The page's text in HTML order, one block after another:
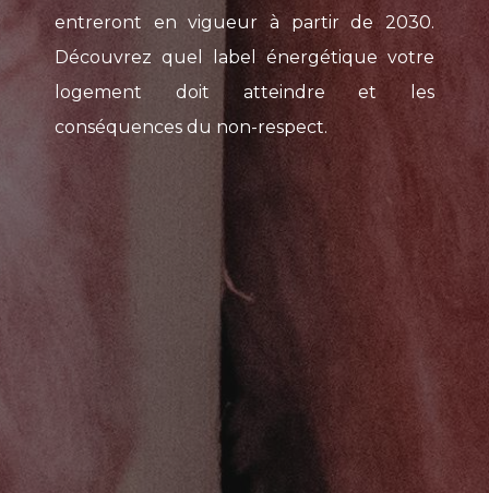
entreront en vigueur à partir de 2030.
Découvrez quel label énergétique votre
logement doit atteindre et les
conséquences du non-respect.